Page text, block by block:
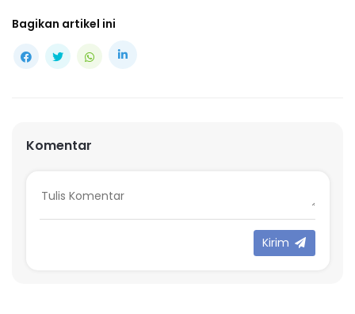
Bagikan artikel ini
Komentar
Kirim